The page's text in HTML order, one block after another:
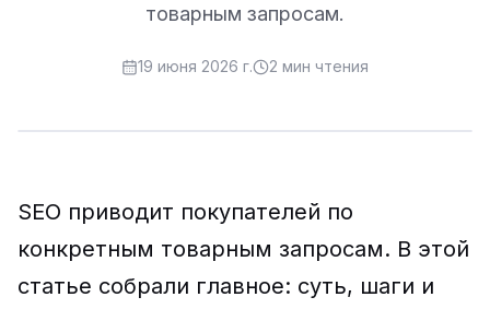
товарным запросам.
19 июня 2026 г. 2 мин чтения
SEO приводит покупателей по
конкретным товарным запросам. В этой
статье собрали главное: суть, шаги и